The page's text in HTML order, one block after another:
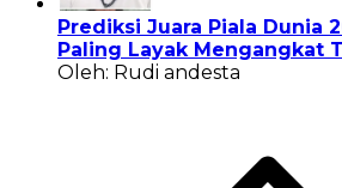
Prediksi Juara Piala Dunia
Paling Layak Mengangkat
Oleh: Rudi andesta